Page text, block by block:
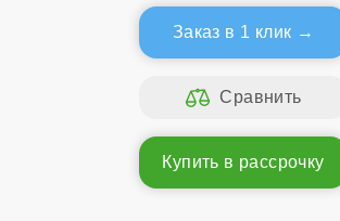
Заказ в 1 клик
Купить в рассрочку